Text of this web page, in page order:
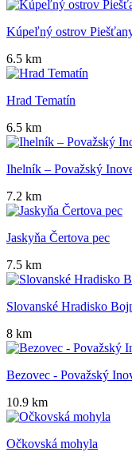
Kúpeľný ostrov
6.5 km
Hrad Tematín
6.5 km
Ihelník – Považský
7.2 km
Jaskyňa Čertova pec
7.5 km
Slovanské Hradisko
8 km
Bezovec - Považský
10.9 km
Očkovská mohyla